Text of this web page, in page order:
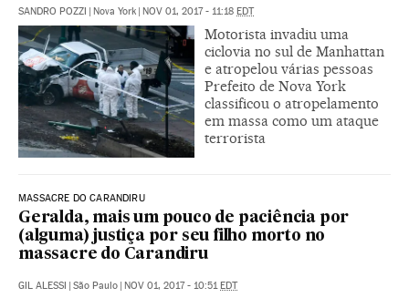
SANDRO POZZI | Nova York | NOV 01, 2017 - 11:18 EDT
Motorista invadiu uma
ciclovia no sul de Manhattan
e atropelou várias pessoas
Prefeito de Nova York
classificou o atropelamento
em massa como um ataque
terrorista
MASSACRE DO CARANDIRU
Geralda, mais um pouco de paciência por
(alguma) justiça por seu filho morto no
massacre do Carandiru
GIL ALESSI | São Paulo | NOV 01, 2017 - 10:51EDT